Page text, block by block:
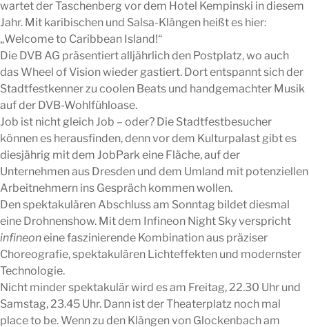
wartet der Taschenberg vor dem Hotel Kempinski in diesem
Jahr. Mit karibischen und Salsa-Klängen heißt es hier:
„Welcome to Caribbean Island!“
Die DVB AG präsentiert alljährlich den Postplatz, wo auch
das Wheel of Vision wieder gastiert. Dort entspannt sich der
Stadtfestkenner zu coolen Beats und handgemachter Musik
auf der DVB-Wohlfühloase.
Job ist nicht gleich Job – oder? Die Stadtfestbesucher
können es herausfinden, denn vor dem Kulturpalast gibt es
diesjährig mit dem JobPark eine Fläche, auf der
Unternehmen aus Dresden und dem Umland mit potenziellen
Arbeitnehmern ins Gespräch kommen wollen.
Den spektakulären Abschluss am Sonntag bildet diesmal
eine Drohnenshow. Mit dem Infineon Night Sky verspricht
infineoneine faszinierende Kombination aus präziser
Choreografie, spektakulären Lichteffekten und modernster
Technologie.
Nicht minder spektakulär wird es am Freitag, 22.30 Uhr und
Samstag, 23.45 Uhr. Dann ist der Theaterplatz noch mal
place to be. Wenn zu den Klängen von Glockenbach am